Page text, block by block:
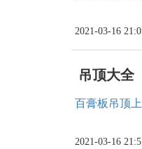
2021-03-16
吊顶大全
百膏板吊顶
2021-03-16